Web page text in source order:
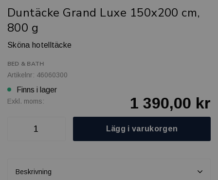
Duntäcke Grand Luxe 150x200 cm,
800 g
Sköna hotelltäcke
BED & BATH
Artikelnr: 46060300
Finns i lager
Exkl. moms: 1 390,00 kr
Lägg i varukorgen
Beskrivning